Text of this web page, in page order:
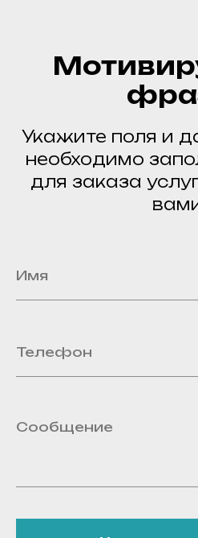
Укажите поля и
необходимо
для заказа
Наши